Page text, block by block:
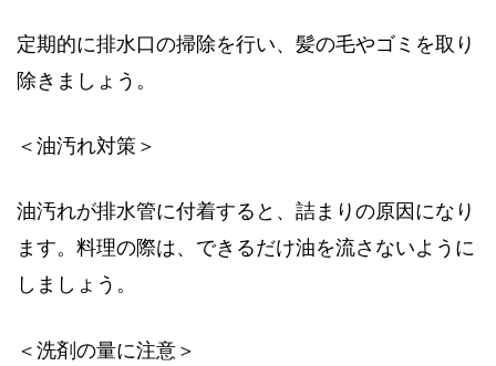
定期的に排水口の掃除を行い、髪の毛やゴミを取り
除きましょう。
＜油汚れ対策＞
油汚れが排水管に付着すると、詰まりの原因になり
ます。料理の際は、できるだけ油を流さないように
しましょう。
＜洗剤の量に注意＞